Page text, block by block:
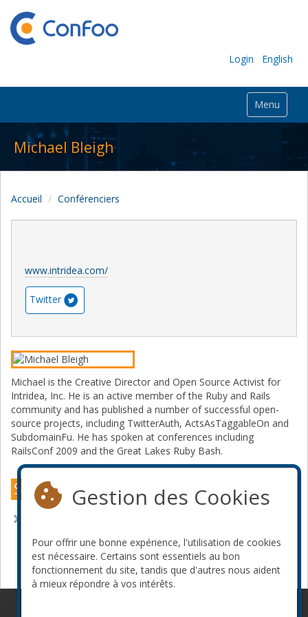
Login English
Menu
Michael Bleigh
Accueil Conférenciers
www.intridea.com/
Twitter
Michael is the Creative Director and Open Source Activist for
Intridea, Inc. He is an active member of the Ruby and Rails
community and has published a number of successful open-
source projects, including TwitterAuth, ActsAsTaggableOn and
SubdomainFu. He has spoken at conferences including
RailsConf 2009 and the Great Lakes Ruby Bash.
Sessions Montréal 2010
Devenir commanditaire
Gestion des Cookies
Pour offrir une bonne expérience, l'utilisation de cookies
est nécessaire. Certains sont essentiels au bon
fonctionnement du site, tandis que d'autres nous aident
à mieux répondre à vos intérêts.